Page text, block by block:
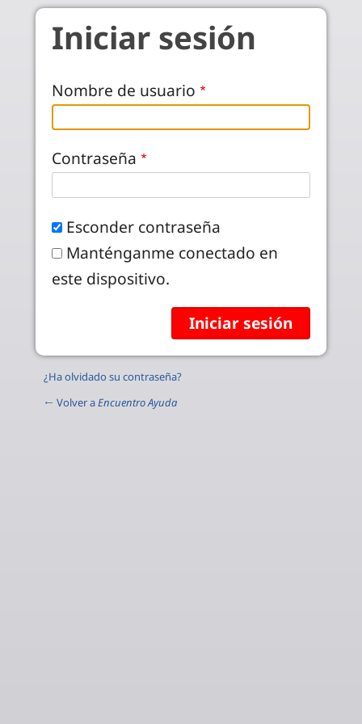
Skip to main content
Iniciar sesión
Nombre de usuario
Contraseña
Esconder contraseña
Manténganme conectado en
este dispositivo.
¿Ha olvidado su contraseña?
← Volver aEncuentro Ayuda